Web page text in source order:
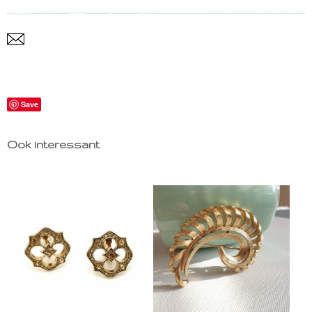
Save
Ook interessant